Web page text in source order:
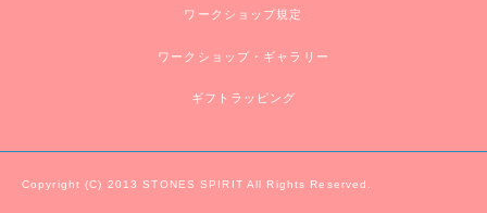
ワークショップ規定
ワークショップ・ギャラリー
ギフトラッピング
Copyright (C) 2013 STONES SPIRIT All Rights Reserved.